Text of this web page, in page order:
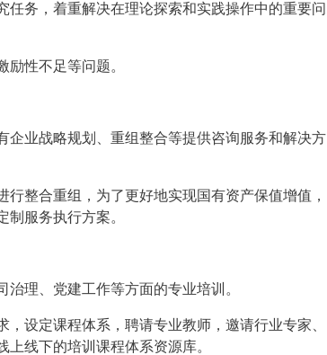
务，着重解决在理论探索和实践操作中的重要问
性不足等问题。
企业战略规划、重组整合等提供咨询服务和解决方
整合重组，为了更好地实现国有资产保值增值，
服务执行方案。
理、党建工作等方面的专业培训。
设定课程体系，聘请专业教师，邀请行业专家、
线下的培训课程体系资源库。